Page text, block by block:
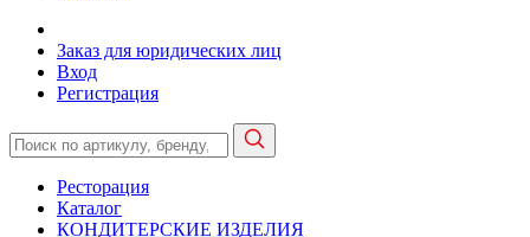
Заказ для юридических лиц
Вход
Регистрация
Ресторация
Каталог
КОНДИТЕРСКИЕ ИЗДЕЛИЯ